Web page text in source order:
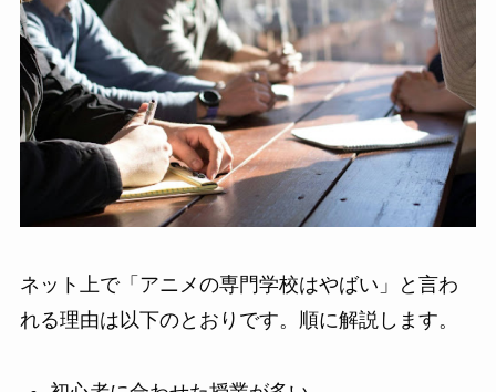
ネット上で「アニメの専門学校はやばい」と言わ
れる理由は以下のとおりです。順に解説します。